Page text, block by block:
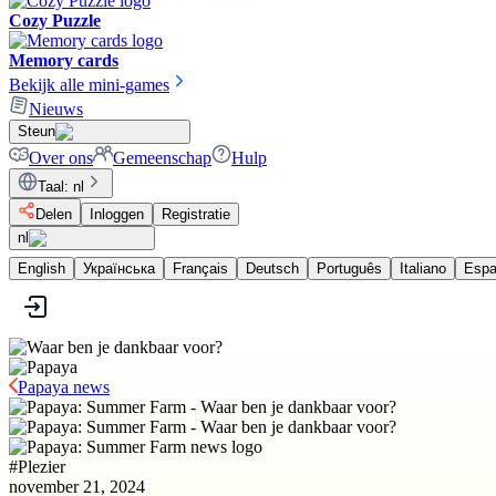
Cozy Puzzle
Memory cards
Bekijk alle mini-games
Nieuws
Steun
Over ons Gemeenschap Hulp
Taal : nl
Delen
Inloggen
Registratie
nl
English
Українська Français Deutsch Português Italiano
Papaya news
#Plezier
november 21, 2024